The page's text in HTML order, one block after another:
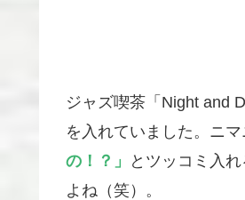
ジャズ喫茶「Night and
を入れていました。ニ
の！？」
とツッコミ入
よね（笑）。